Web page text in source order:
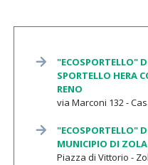
"ECOSPORTELLO"
SPORTELLO HERA
RENO
via Marconi 132 -
"ECOSPORTELLO"
MUNICIPIO DI
Piazza di Vittorio -